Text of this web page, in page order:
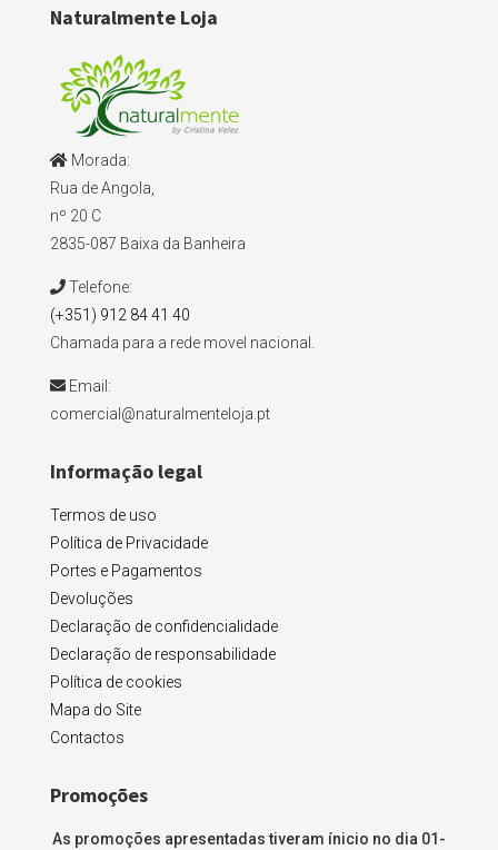
Naturalmente Loja
Morada:
Rua de Angola,
nº 20 C
2835-087 Baixa da Banheira
Telefone:
(+351) 912 84 41 40
Chamada para a rede movel nacional.
Email:
comercial@naturalmenteloja.pt
Informação legal
Termos de uso
Política de Privacidade
Portes e Pagamentos
Devoluções
Declaração de confidencialidade
Declaração de responsabilidade
Política de cookies
Mapa do Site
Contactos
Promoções
As promoções apresentadas tiveram ínicio no dia 01-